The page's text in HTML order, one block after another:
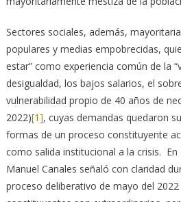
Sectores sociales, además,
populares y medias empobrecidas,
estar” como experiencia común de la
desigualdad, los bajos salarios, el
vulnerabilidad propio de 40 años de
2022)[1], cuyas demandas quedaron
formas de un proceso constituyente
como salida institucional a la crisis.
Manuel Canales señaló con claridad
proceso deliberativo de mayo del 2022